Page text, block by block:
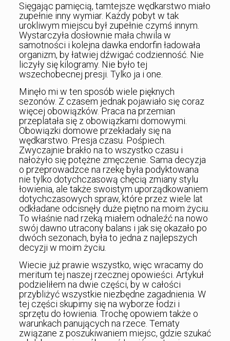
Sięgając pamięcią, tamtejsze wędkarstwo miało
zupełnie inny wymiar. Każdy pobyt w tak
urokliwym miejscu był zupełnie czymś innym.
Wystarczyła dosłownie mała chwila w
samotności i kolejna dawka endorfin ładowała
organizm, by łatwiej dźwigać codzienność. Nie
liczyły się kilogramy. Nie było tej
wszechobecnej presji. Tylko ja i one.
Minęło mi w ten sposób wiele pięknych
sezonów. Z czasem jednak pojawiało się coraz
więcej obowiązków. Praca na przemian
przeplatała się z obowiązkami domowymi.
Obowiązki domowe przekładały się na
wędkarstwo. Presja czasu. Pośpiech.
Zwyczajnie brakło na to wszystko czasu i
nałożyło się potężne zmęczenie. Sama decyzja
o przeprowadzce na rzekę była podyktowana
nie tylko dotychczasową chęcią zmiany stylu
łowienia, ale także swoistym uporządkowaniem
dotychczasowych spraw, które przez wiele lat
odkładane odcisnęły duże piętno na moim życiu.
To właśnie nad rzeką miałem odnaleźć na nowo
swój dawno utracony balans i jak się okazało po
dwóch sezonach, była to jedna z najlepszych
decyzji w moim życiu.
Wiecie już prawie wszystko, więc wracamy do
meritum tej naszej rzecznej opowieści. Artykuł
podzieliłem na dwie części, by w całości
przybliżyć wszystkie niezbędne zagadnienia. W
tej części skupimy się na wyborze łodzi i
sprzętu do łowienia. Trochę opowiem także o
warunkach panujących na rzece. Tematy
związane z poszukiwaniem miejsc, gdzie szukać